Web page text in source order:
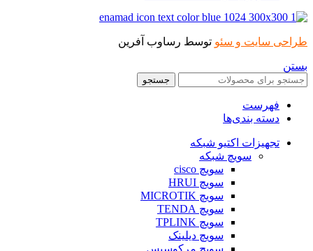
سایت و سئوتوسط رساوب آفرین
جستجو
فهرست
دسته بندی‌ها
تجهیزات اکتیو شبکه
سویچ شبکه
سویچ cisco
سویچ HRUI
سویچ MICROTIK
سویچ TENDA
سویچ TPLINK
سویچ دیلینک
سویچ مرکوسیس